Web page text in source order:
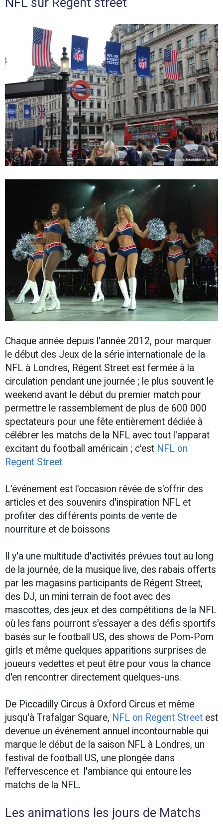
Chaque année depuis l'année 2012, pour marquer
le début des Jeux de la série internationale de la
NFL à Londres, Régent Street est fermée à la
circulation pendant une journée ; le plus souvent le
weekend avant le début du premier match pour
permettre le rassemblement de plus de 600 000
spectateurs pour une fête entièrement dédiée à
célébrer les matchs de la NFL avec tout l'apparat
excitant du football américain ; c'est NFL on
Regent Street
L'événement est l'occasion rêvée de s'offrir des
articles et des souvenirs d'inspiration NFL et
profiter des différents points de vente de
nourriture et de boissons
Il y'a une multitude d'activités prévues tout au long
de la journée, de la musique live, des rabais offerts
par les magasins participants de Régent Street,
des DJ, un mini terrain de foot avec des
mascottes, des jeux et des compétitions de la NFL
où les fans pourront s'essayer a des défis sportifs
basés sur le football US, des shows de Pom-Pom
girls et même quelques apparitions surprises de
joueurs vedettes et peut être pour vous la chance
d'en rencontrer directement quelques-uns.
De Piccadilly Circus à Oxford Circus et même
jusqu'à Trafalgar Square, NFL on Regent Street est
devenue un événement annuel incontournable qui
marque le début de la saison NFL à Londres, un
festival de football US, une plongée dans
l'effervescence et l'ambiance qui entoure les
matchs de la NFL.
Les animations les jours de Matchs